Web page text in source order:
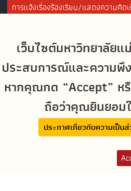
เว็บไซต์มหาวิทยาลัย
ประสบการณ์และความพึ
หากคุณกด “Accept” หรื
ถือว่าคุณยินยอม
ประกาศเกี่ยวกับความเป็น
การแจ้งเรื่องร้องเรียน/แสดงความคิด
Site Map